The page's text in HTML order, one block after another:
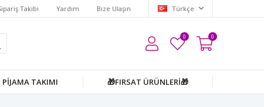
Takibi Yardım Bize Ulaşın Türkçe
0 0
PİJAMA TAKIMI 🎁FIRSAT ÜRÜNLERİ🎁